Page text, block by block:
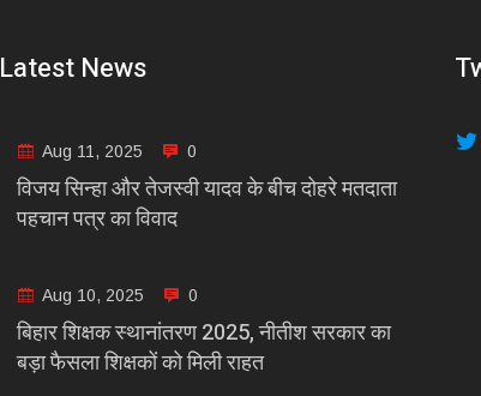
Latest News
Aug 11, 2025 0
विजय सिन्हा और तेजस्वी यादव के बीच दोहरे मतदाता
पहचान पत्र का विवाद
Aug 10, 2025 0
बिहार शिक्षक स्थानांतरण 2025, नीतीश सरकार का
बड़ा फैसला शिक्षकों को मिली राहत